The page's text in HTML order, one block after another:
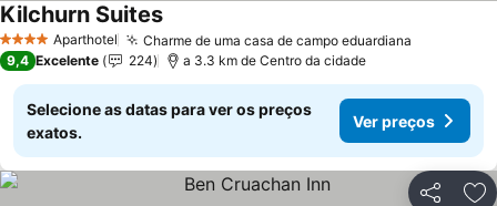
4 EstrelasAparthotel Charme de uma casa de campo eduardiana
Kilchurn SuitesVer preços
9,4 Excelente 224 a 3.3 km de Centro da cidade
Selecione as datas para ver os preços
exatos.
Ver preços